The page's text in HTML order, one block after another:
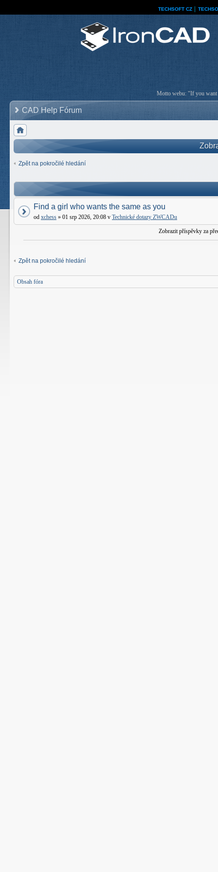
TECHSOFT CZ
Motto webu: "If you want
CAD Help Fórum
Zpět na pokročilé hledání
Find a girl who wants the same as you
od xchess » 01 srp 2026, 20:08 v Technické dotazy ZWCADu
Zobrazit příspěvky za
Zpět na pokročilé hledání
Obsah fóra